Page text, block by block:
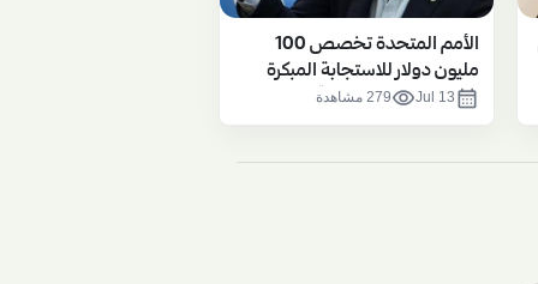
الأمم المتحدة تخصص 100
مليون دولار للاستجابة المبكرة
للكوارث المناخية التي قد تنجم عن
calendar_month
Jul 13
visibility279 مشاهدة